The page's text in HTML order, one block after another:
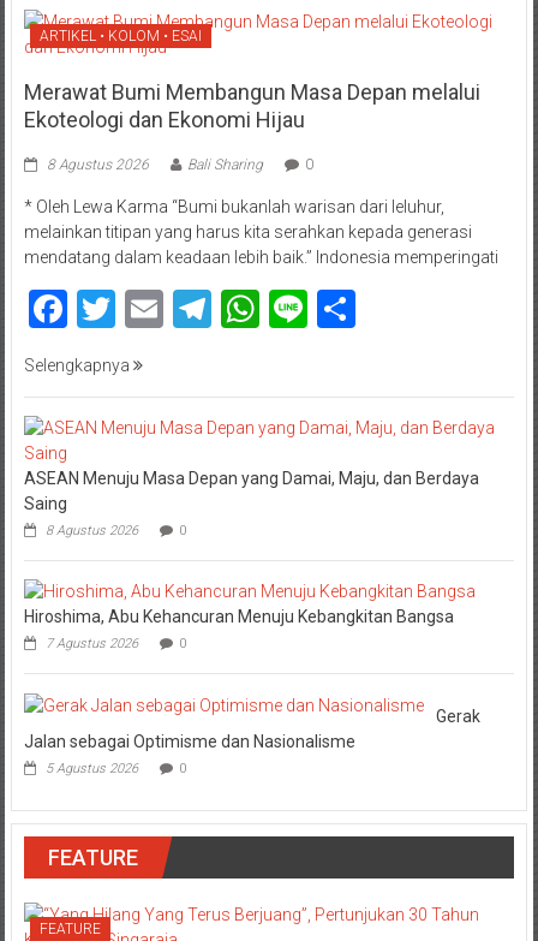
ARTIKEL • KOLOM • ESAI
Merawat Bumi Membangun Masa Depan melalui
Ekoteologi dan Ekonomi Hijau
8 Agustus 2026 Bali Sharing 0
* Oleh Lewa Karma “Bumi bukanlah warisan dari leluhur,
melainkan titipan yang harus kita serahkan kepada generasi
mendatang dalam keadaan lebih baik.” Indonesia memperingati
Facebook
Twitter
EmailTelegram
WhatsApp
LineShare
Selengkapnya
ASEAN Menuju Masa Depan yang Damai, Maju, dan Berdaya
Saing
8 Agustus 2026 0
Hiroshima, Abu Kehancuran Menuju Kebangkitan Bangsa
7 Agustus 2026 0
Gerak
Jalan sebagai Optimisme dan Nasionalisme
5 Agustus 2026 0
FEATURE
FEATURE